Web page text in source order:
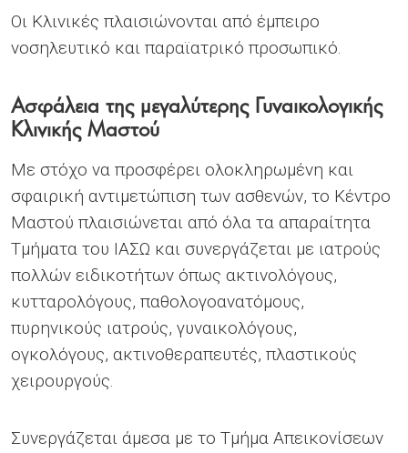
Οι Κλινικές πλαισιώνονται από έμπειρο
νοσηλευτικό και παραϊατρικό προσωπικό.
Ασφάλεια της μεγαλύτερης Γυναικολογικής
Κλινικής Μαστού
Με στόχο να προσφέρει ολοκληρωμένη και
σφαιρική αντιμετώπιση των ασθενών, το Κέντρο
Μαστού πλαισιώνεται από όλα τα απαραίτητα
Τμήματα του ΙΑΣΩ και συνεργάζεται με ιατρούς
πολλών ειδικοτήτων όπως ακτινολόγους,
κυτταρολόγους, παθολογοανατόμους,
πυρηνικούς ιατρούς, γυναικολόγους,
ογκολόγους, ακτινοθεραπευτές, πλαστικούς
χειρουργούς.
Συνεργάζεται άμεσα με το Τμήμα Απεικονίσεων